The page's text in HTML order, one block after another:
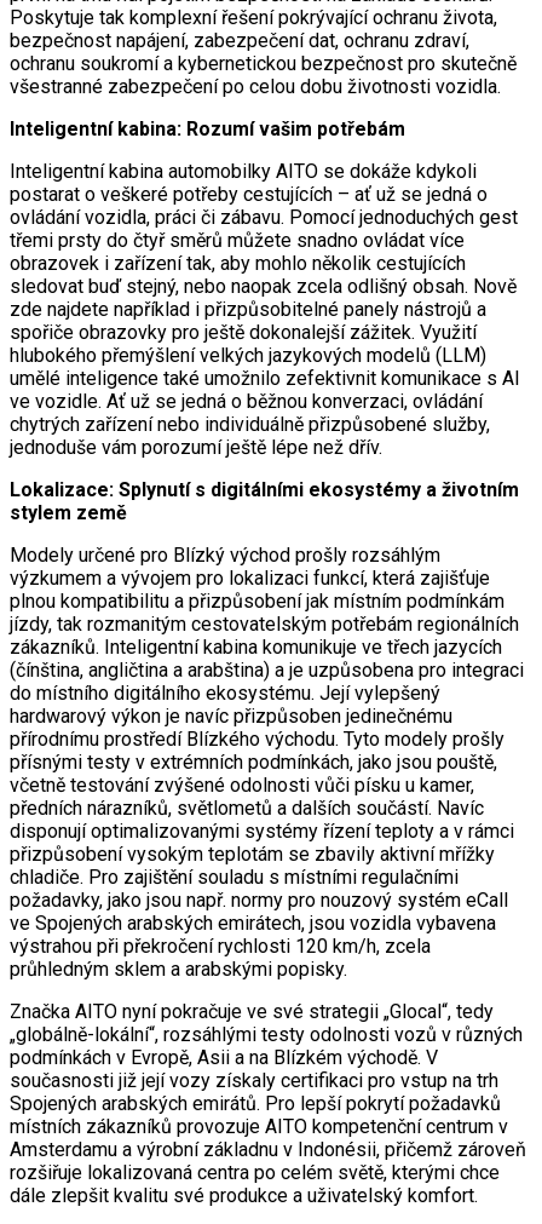
Poskytuje tak komplexní řešení pokrývající ochranu života,
bezpečnost napájení, zabezpečení dat, ochranu zdraví,
ochranu soukromí a kybernetickou bezpečnost pro skutečně
všestranné zabezpečení po celou dobu životnosti vozidla.
Inteligentní kabina: Rozumí vašim potřebám
Inteligentní kabina automobilky AITO se dokáže kdykoli
postarat o veškeré potřeby cestujících – ať už se jedná o
ovládání vozidla, práci či zábavu. Pomocí jednoduchých gest
třemi prsty do čtyř směrů můžete snadno ovládat více
obrazovek i zařízení tak, aby mohlo několik cestujících
sledovat buď stejný, nebo naopak zcela odlišný obsah. Nově
zde najdete například i přizpůsobitelné panely nástrojů a
spořiče obrazovky pro ještě dokonalejší zážitek. Využití
hlubokého přemýšlení velkých jazykových modelů (LLM)
umělé inteligence také umožnilo zefektivnit komunikace s AI
ve vozidle. Ať už se jedná o běžnou konverzaci, ovládání
chytrých zařízení nebo individuálně přizpůsobené služby,
jednoduše vám porozumí ještě lépe než dřív.
Lokalizace: Splynutí s digitálními ekosystémy a životním
stylem země
Modely určené pro Blízký východ prošly rozsáhlým
výzkumem a vývojem pro lokalizaci funkcí, která zajišťuje
plnou kompatibilitu a přizpůsobení jak místním podmínkám
jízdy, tak rozmanitým cestovatelským potřebám regionálních
zákazníků. Inteligentní kabina komunikuje ve třech jazycích
(čínština, angličtina a arabština) a je uzpůsobena pro integraci
do místního digitálního ekosystému. Její vylepšený
hardwarový výkon je navíc přizpůsoben jedinečnému
přírodnímu prostředí Blízkého východu. Tyto modely prošly
přísnými testy v extrémních podmínkách, jako jsou pouště,
včetně testování zvýšené odolnosti vůči písku u kamer,
předních nárazníků, světlometů a dalších součástí. Navíc
disponují optimalizovanými systémy řízení teploty a v rámci
přizpůsobení vysokým teplotám se zbavily aktivní mřížky
chladiče. Pro zajištění souladu s místními regulačními
požadavky, jako jsou např. normy pro nouzový systém eCall
ve Spojených arabských emirátech, jsou vozidla vybavena
výstrahou při překročení rychlosti 120 km/h, zcela
průhledným sklem a arabskými popisky.
Značka AITO nyní pokračuje ve své strategii „Glocal“, tedy
„globálně-lokální“, rozsáhlými testy odolnosti vozů v různých
podmínkách v Evropě, Asii a na Blízkém východě. V
současnosti již její vozy získaly certifikaci pro vstup na trh
Spojených arabských emirátů. Pro lepší pokrytí požadavků
místních zákazníků provozuje AITO kompetenční centrum v
Amsterdamu a výrobní základnu v Indonésii, přičemž zároveň
rozšiřuje lokalizovaná centra po celém světě, kterými chce
dále zlepšit kvalitu své produkce a uživatelský komfort.